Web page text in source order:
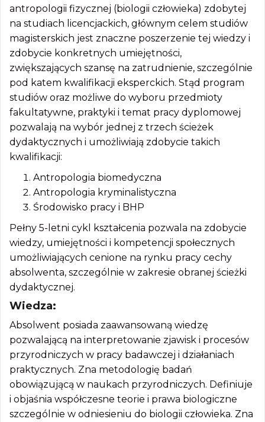
antropologii fizycznej (biologii człowieka) zdobytej
na studiach licencjackich, głównym celem studiów
magisterskich jest znaczne poszerzenie tej wiedzy i
zdobycie konkretnych umiejętności,
zwiększających szansę na zatrudnienie, szczególnie
pod katem kwalifikacji eksperckich. Stąd program
studiów oraz możliwe do wyboru przedmioty
fakultatywne, praktyki i temat pracy dyplomowej
pozwalają na wybór jednej z trzech ścieżek
dydaktycznych i umożliwiają zdobycie takich
kwalifikacji:
Antropologia biomedyczna
Antropologia kryminalistyczna
Środowisko pracy i BHP
Pełny 5-letni cykl kształcenia pozwala na zdobycie
wiedzy, umiejętności i kompetencji społecznych
umożliwiających cenione na rynku pracy cechy
absolwenta, szczególnie w zakresie obranej ścieżki
dydaktycznej.
Wiedza:
Absolwent posiada zaawansowaną wiedzę
pozwalającą na interpretowanie zjawisk i procesów
przyrodniczych w pracy badawczej i działaniach
praktycznych. Zna metodologię badań
obowiązującą w naukach przyrodniczych. Definiuje
i objaśnia współczesne teorie i prawa biologiczne
szczególnie w odniesieniu do biologii człowieka. Zna